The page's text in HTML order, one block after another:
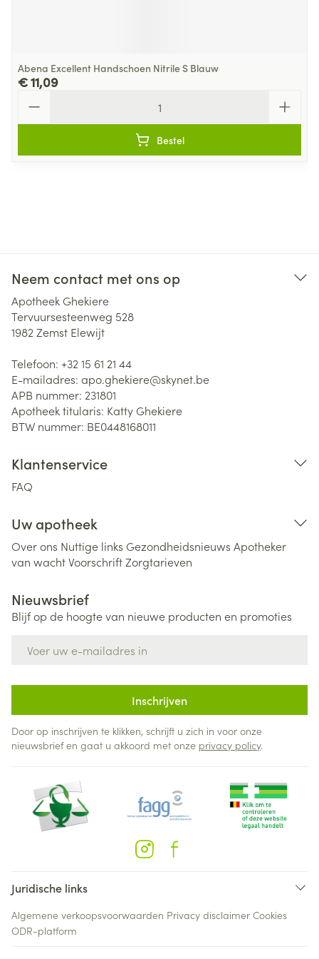
Abena Excellent Handschoen Nitrile S Blauw
€ 11,09
Bestel
Neem contact met ons op
Apotheek Ghekiere
Tervuursesteenweg 528
1982 Zemst Elewijt
Telefoon: +32 15 61 21 44
E-mailadres: apo.ghekiere@skynet.be
APB nummer: 231801
Apotheek titularis: Katty Ghekiere
BTW nummer: BE0448168011
Klantenservice
FAQ
Uw apotheek
Over ons Nuttige links Gezondheidsnieuws Apotheker
van wachtVoorschriftZorgtarieven
Nieuwsbrief
Blijf op de hoogte van nieuwe producten en promoties
Inschrijven
Door op inschrijven te klikken, schrijft u zich in voor onze
nieuwsbrief en gaat u akkoord met onze privacy policy.
Juridische links
Algemene verkoopsvoorwaarden Privacy disclaimer Cookies
ODR-platform